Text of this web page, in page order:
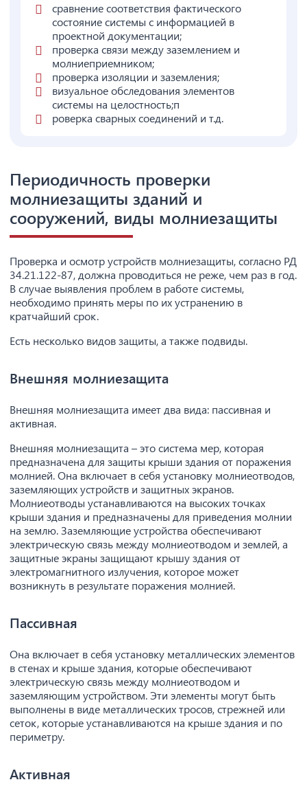
сравнение соответствия фактического
состояние системы с информацией в
проектной документации;
проверка связи между заземлением и
молниеприемником;
проверка изоляции и заземления;
визуальное обследования элементов
системы на целостность;п
роверка сварных соединений и т.д.
Периодичность проверки
молниезащиты зданий и
сооружений, виды молниезащиты
Проверка и осмотр устройств молниезащиты, согласно РД
34.21.122-87, должна проводиться не реже, чем раз в год.
В случае выявления проблем в работе системы,
необходимо принять меры по их устранению в
кратчайший срок.
Есть несколько видов защиты, а также подвиды.
Внешняя молниезащита
Внешняя молниезащита имеет два вида: пассивная и
активная.
Внешняя молниезащита – это система мер, которая
предназначена для защиты крыши здания от поражения
молнией. Она включает в себя установку молниеотводов,
заземляющих устройств и защитных экранов.
Молниеотводы устанавливаются на высоких точках
крыши здания и предназначены для приведения молнии
на землю. Заземляющие устройства обеспечивают
электрическую связь между молниеотводом и землей, а
защитные экраны защищают крышу здания от
электромагнитного излучения, которое может
возникнуть в результате поражения молнией.
Пассивная
Она включает в себя установку металлических элементов
в стенах и крыше здания, которые обеспечивают
электрическую связь между молниеотводом и
заземляющим устройством. Эти элементы могут быть
выполнены в виде металлических тросов, стрежней или
сеток, которые устанавливаются на крыше здания и по
периметру.
Активная